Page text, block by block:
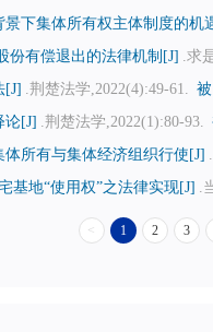
下集体所有权主体制度的机
份有偿退出的法律机制[J] .求
[J] .荆楚法学,2022(4):49-61.
论[J] .荆楚法学,2022(1):80-93.
所有与集体经济组织行使[J]
基地“使用权”之法律实现[J] .
< 1 2 3